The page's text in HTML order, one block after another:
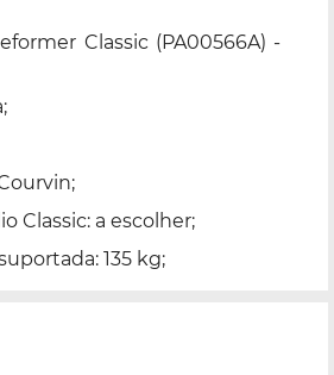
Classic (PA00566A) -
Classic: a escolher;
135 kg;